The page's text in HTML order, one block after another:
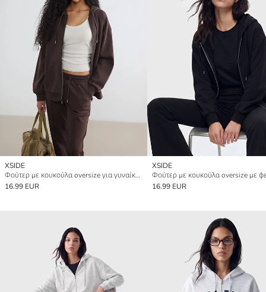
XSIDE
Φούτερ με κουκούλα oversize για γυναίκες με φερμουάρ
16.99 EUR
XSIDE
16.99 EUR